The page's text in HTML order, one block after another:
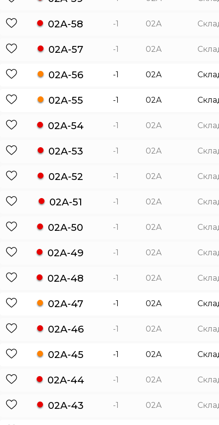
02А-58 -1 02А
02А-57 -1 02А
02А-56 -1 02А
02А-55 -1 02А
02А-54 -1 02А
02А-53 -1 02А
02А-52 -1 02А
02А-51 -1 02А
02А-50 -1 02А
02А-49 -1 02А
02А-48 -1 02А
02А-47 -1 02А
02А-46 -1 02А
02А-45 -1 02А
02А-44 -1 02А
02А-43 -1 02А